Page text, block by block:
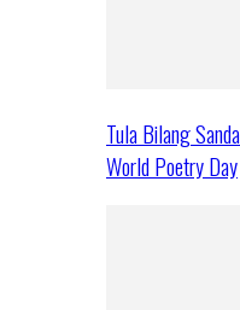
Tula Bilang
World Poetry Day